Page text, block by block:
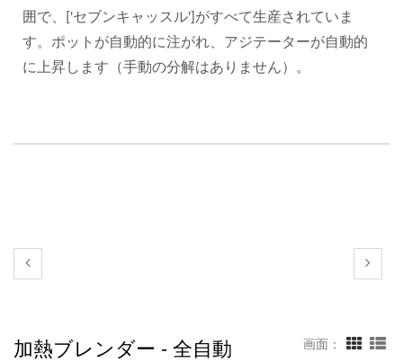
囲で、['セブンキャッスル']がすべて生産されていま
す。ポットが自動的に注がれ、アジテーターが自動的
に上昇します（手動の分解はありません）。
加熱ブレンダー - 全自動 画面：